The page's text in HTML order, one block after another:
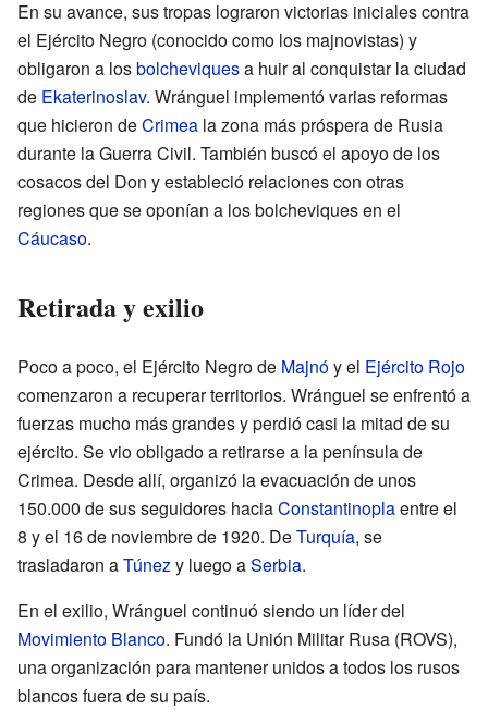
En su avance, sus tropas lograron victorias iniciales contra
el Ejército Negro (conocido como los majnovistas) y
obligaron a losbolcheviquesa huir al conquistar la ciudad
de Ekaterinoslav. Wránguel implementó varias reformas
que hicieron deCrimea la zona más próspera de Rusia
durante la Guerra Civil. También buscó el apoyo de los
cosacos del Don y estableció relaciones con otras
regiones que se oponían a los bolcheviques en el
Cáucaso.
Retirada y exilio
Poco a poco, el Ejército Negro de Majnóy el Ejército Rojo
comenzaron a recuperar territorios. Wránguel se enfrentó a
fuerzas mucho más grandes y perdió casi la mitad de su
ejército. Se vio obligado a retirarse a la península de
Crimea. Desde allí, organizó la evacuación de unos
150.000 de sus seguidores haciaConstantinoplaentre el
8 y el 16 de noviembre de 1920. DeTurquía, se
trasladaron aTúnezy luego aSerbia.
En el exilio, Wránguel continuó siendo un líder del
Movimiento Blanco. Fundó la Unión Militar Rusa (ROVS),
una organización para mantener unidos a todos los rusos
blancos fuera de su país.